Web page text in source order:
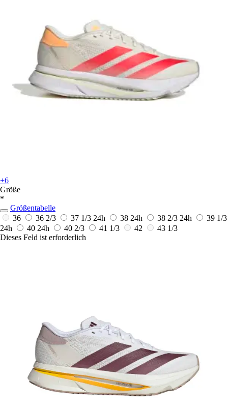
+6
Größe
*
Größentabelle
36
36 2/3 37 1/3 24h 38 24h 38 2/3 24h
39 1/3
24h
40 24h 40 2/3 41 1/3 42
43 1/3
Dieses Feld ist erforderlich